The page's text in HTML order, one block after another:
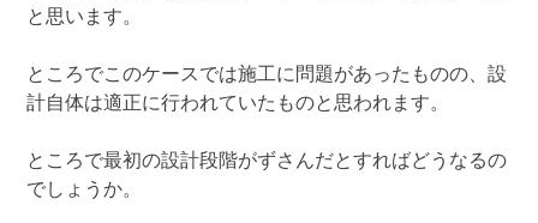
と思います。
ところでこのケースでは施工に問題があったものの、設
計自体は適正に行われていたものと思われます。
ところで最初の設計段階がずさんだとすればどうなるの
でしょうか。